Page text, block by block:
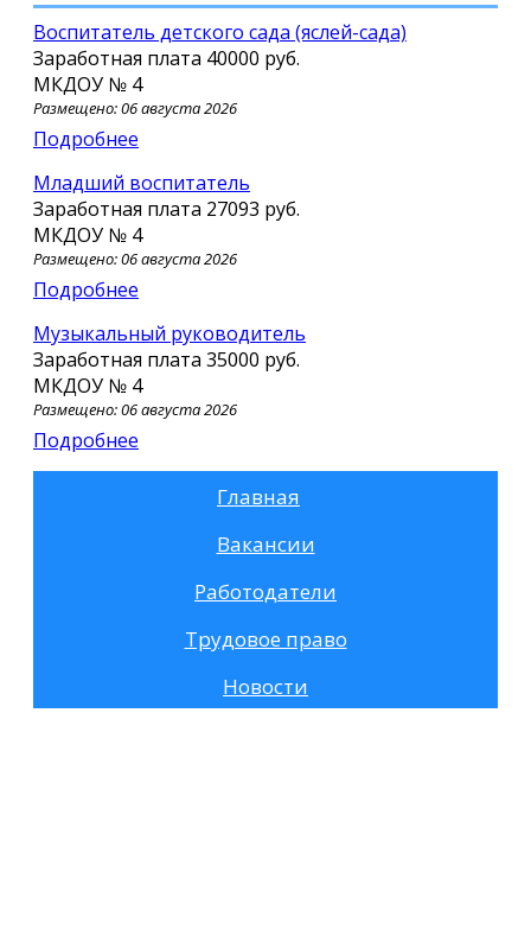
Воспитатель детского сада (яслей-сада)
Заработная плата 40000 руб.
МКДОУ № 4
Размещено: 06 августа 2026
Подробнее
Младший воспитатель
Заработная плата 27093 руб.
МКДОУ № 4
Размещено: 06 августа 2026
Подробнее
Музыкальный руководитель
Заработная плата 35000 руб.
МКДОУ № 4
Размещено: 06 августа 2026
Подробнее
Главная
Вакансии
Работодатели
Трудовое право
Новости